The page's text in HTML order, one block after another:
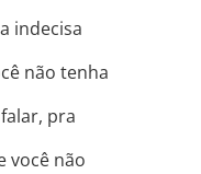
indecisa
não tenha
pra
você não